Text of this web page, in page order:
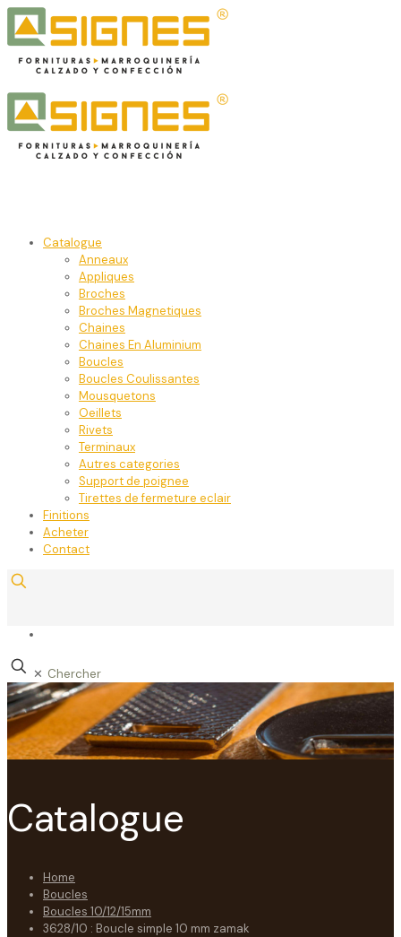
Catalogue
Anneaux
Appliques
Broches
Broches Magnetiques
Chaines
Chaines En Aluminium
Boucles
Boucles Coulissantes
Mousquetons
Oeillets
Rivets
Terminaux
Autres categories
Support de poignee
Tirettes de fermeture eclair
Finitions
Acheter
Contact
✕
Catalogue
Home
Boucles
Boucles 10/12/15mm
3628/10 : Boucle simple 10 mm zamak